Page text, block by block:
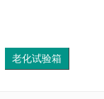
老化试验箱